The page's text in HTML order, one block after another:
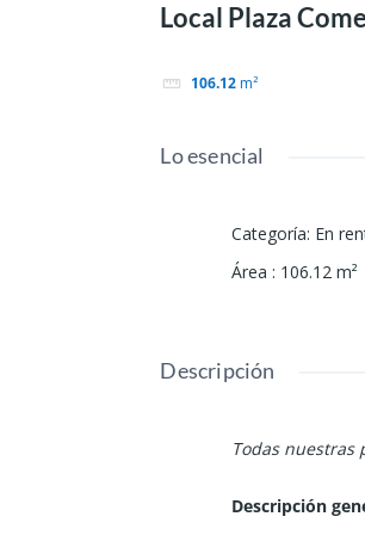
Local Plaza
106.12 m²
Lo esencial
Categoría: En
Área : 106.12 m²
Descripción
Todas nuestras
Descripción